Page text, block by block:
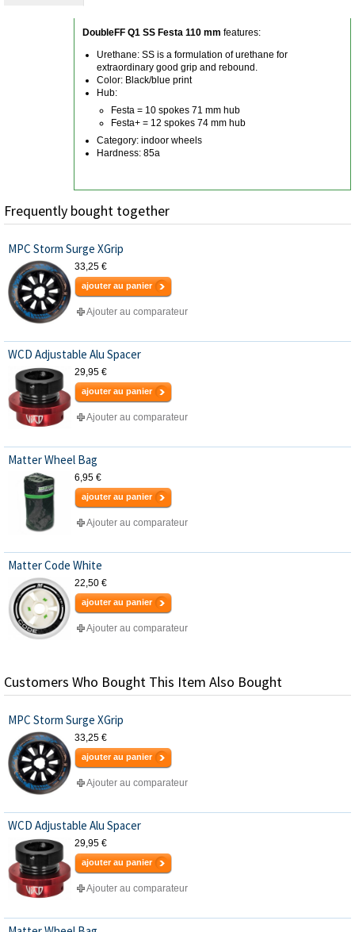
DoubleFF Q1 SS Festa 110 mm features:
Urethane: SS is a formulation of urethane for
extraordinary good grip and rebound.
Color: Black/blue print
Hub:
Festa = 10 spokes 71 mm hub
Festa+ = 12 spokes 74 mm hub
Category: indoor wheels
Hardness: 85a
Frequently bought together
MPC Storm Surge XGrip
33,25 €
ajouter au panier
Ajouter au comparateur
WCD Adjustable Alu Spacer
29,95 €
ajouter au panier
Ajouter au comparateur
Matter Wheel Bag
6,95 €
ajouter au panier
Ajouter au comparateur
Matter Code White
22,50 €
ajouter au panier
Ajouter au comparateur
Customers Who Bought This Item Also Bought
MPC Storm Surge XGrip
33,25 €
ajouter au panier
Ajouter au comparateur
WCD Adjustable Alu Spacer
29,95 €
ajouter au panier
Ajouter au comparateur